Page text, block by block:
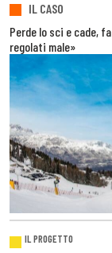
IL CASO
Perde lo sci e cade,
regolati male»
IL PROGETTO